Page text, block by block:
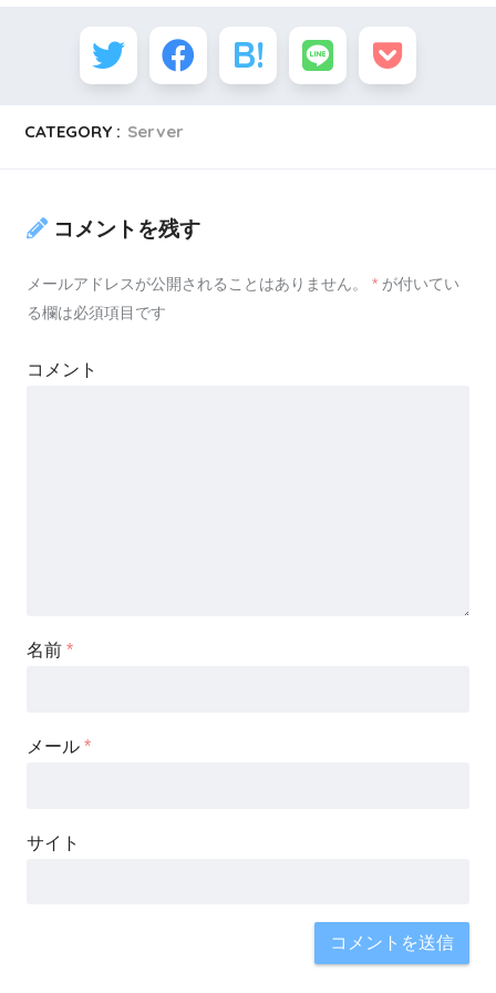
CATEGORY : Server
コメントを残す
メールアドレスが公開されることはありません。 * が付いてい
る欄は必須項目です
コメント
名前 *
メール *
サイト